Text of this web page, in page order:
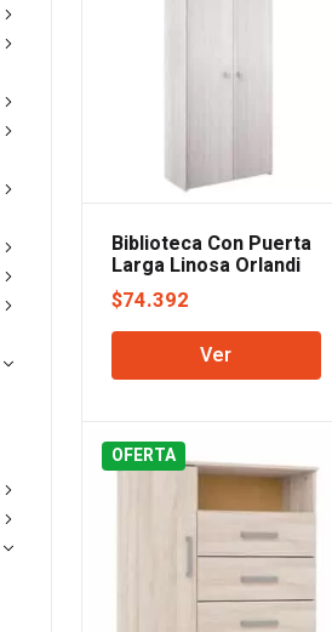
Biblioteca Con Puerta
Larga Linosa Orlandi
$74.392
Ver
OFERTA